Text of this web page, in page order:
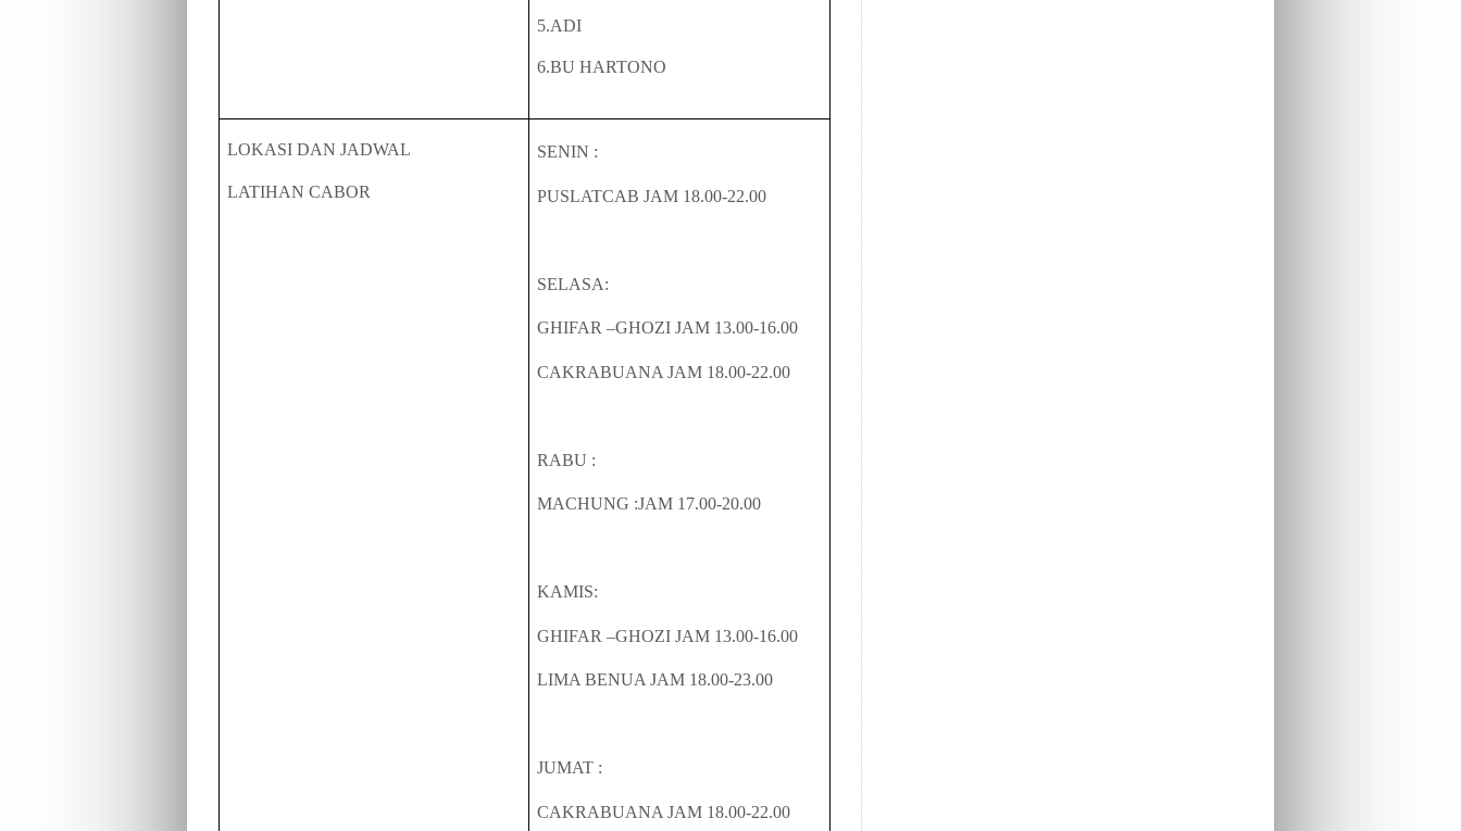
5.ADI
6.BU HARTONO
LOKASI DAN JADWAL
LATIHAN CABOR
SENIN :
PUSLATCAB JAM 18.00-22.00
SELASA:
GHIFAR –GHOZI JAM 13.00-16.00
CAKRABUANA JAM 18.00-22.00
RABU :
MACHUNG :JAM 17.00-20.00
KAMIS:
GHIFAR –GHOZI JAM 13.00-16.00
LIMA BENUA JAM 18.00-23.00
JUMAT :
CAKRABUANA JAM 18.00-22.00